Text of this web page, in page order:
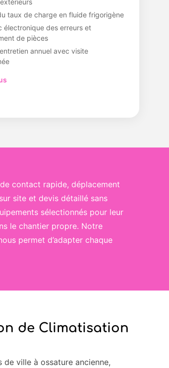
taux de charge en fluide frigorigène
électronique des erreurs et
de pièces
annuel avec visite
contact rapide, déplacement
site et devis détaillé sans
sélectionnés pour leur
le chantier propre. Notre
permet d’adapter chaque
de Climatisation
de ville à ossature ancienne,